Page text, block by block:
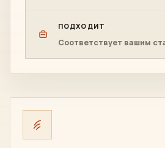
ПОДХОДИТ
Соответствует вашим